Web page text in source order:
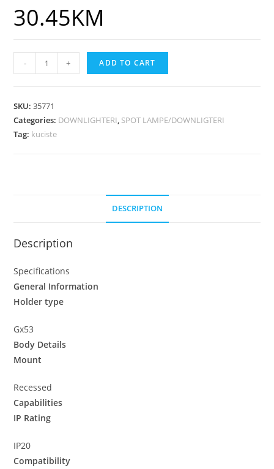
30.45KM
- + ADD TO CART
SKU:35771
Categories: DOWNLIGHTERI, SPOT LAMPE/DOWNLIGTERI
Tag: kuciste
DESCRIPTION
Description
Specifications
General Information
Holder type
Gx53
Body Details
Mount
Recessed
Capabilities
IP Rating
IP20
Compatibility